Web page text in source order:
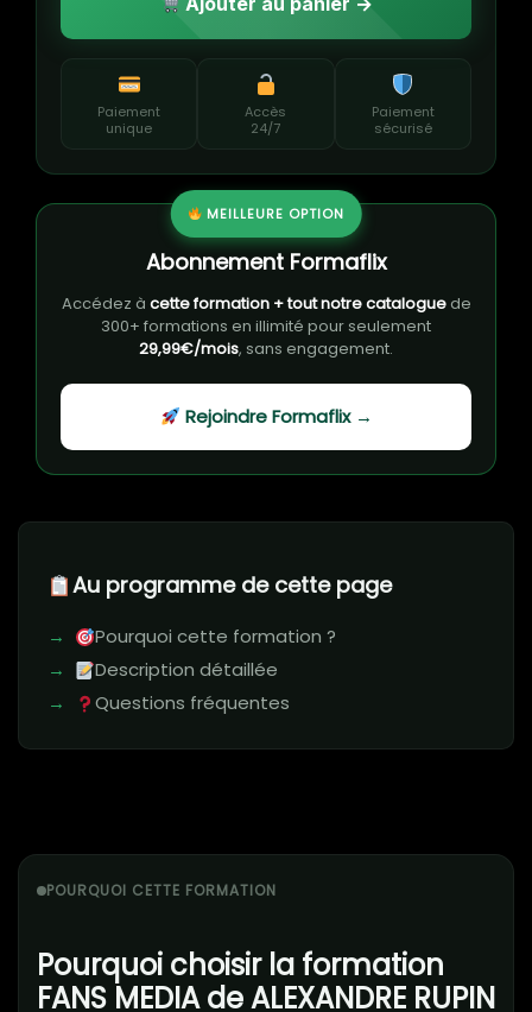
Au programme de cette page
Pourquoi cette formation ?
Description détaillée
Questions fréquentes
POURQUOI CETTE FORMATION
Pourquoi choisir la formation
FANS MEDIA de ALEXANDRE RUPIN
Paiement
unique
Accès
24/7
Paiement
sécurisé
MEILLEURE OPTION
Abonnement Formaflix
Accédez à cette formation + tout notre cataloguede
300+ formations en illimité pour seulement
29,99€/mois, sans engagement.
Rejoindre Formaflix →